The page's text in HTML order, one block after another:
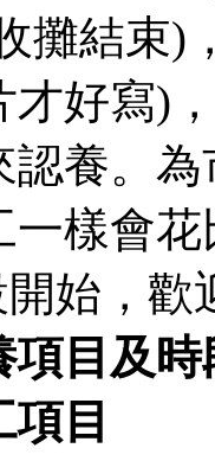
攤結束)
才好寫)
認養。
一樣會
始，
項目及時
目